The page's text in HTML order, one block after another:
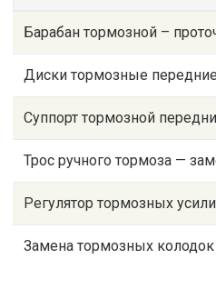
Барабан тормозной –
Диски тормозные
Суппорт тормозной
Трос ручного тормоза —
Регулятор тормозных
Замена тормозных